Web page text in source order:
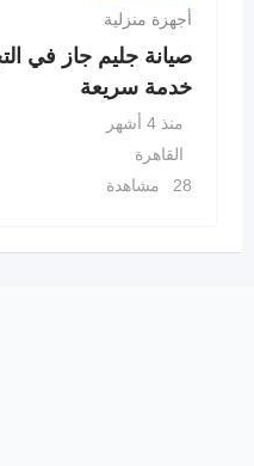
أجهزة منزلية
خدمة سريعة
منذ 4 أشهر
القاهرة
28 مشاهدة